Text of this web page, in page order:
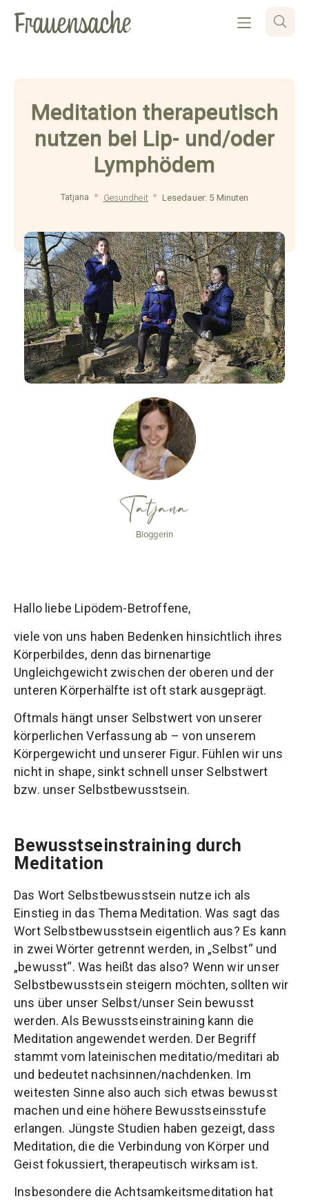
Meditation therapeutisch
nutzen bei Lip- und/oder
Lymphödem
Tatjana Gesundheit Lesedauer: 5 Minuten
Tatjana
Bloggerin
Hallo liebe Lipödem-Betroffene,
viele von uns haben Bedenken hinsichtlich ihres
Körperbildes, denn das birnenartige
Ungleichgewicht zwischen der oberen und der
unteren Körperhälfte ist oft stark ausgeprägt.
Oftmals hängt unser Selbstwert von unserer
körperlichen Verfassung ab – von unserem
Körpergewicht und unserer Figur. Fühlen wir uns
nicht in shape, sinkt schnell unser Selbstwert
bzw. unser Selbstbewusstsein.
Bewusstseinstraining durch
Meditation
Das Wort Selbstbewusstsein nutze ich als
Einstieg in das Thema Meditation. Was sagt das
Wort Selbstbewusstsein eigentlich aus? Es kann
in zwei Wörter getrennt werden, in „Selbst“ und
„bewusst“. Was heißt das also? Wenn wir unser
Selbstbewusstsein steigern möchten, sollten wir
uns über unser Selbst/unser Sein bewusst
werden. Als Bewusstseinstraining kann die
Meditation angewendet werden. Der Begriff
stammt vom lateinischen meditatio/meditari ab
und bedeutet nachsinnen/nachdenken. Im
weitesten Sinne also auch sich etwas bewusst
machen und eine höhere Bewusstseinsstufe
erlangen. Jüngste Studien haben gezeigt, dass
Meditation, die die Verbindung von Körper und
Geist fokussiert, therapeutisch wirksam ist.
Insbesondere die Achtsamkeitsmeditation hat